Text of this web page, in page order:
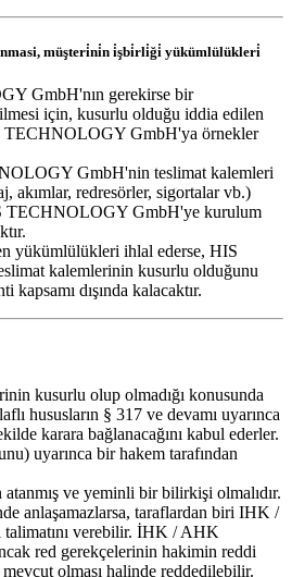
müşteri̇ni̇n i̇şbi̇rli̇ği̇ yükümlülükleri̇
GmbH'nın gerekirse bir
için, kusurlu olduğu iddia edilen
TECHNOLOGY GmbH'ya örnekler
GmbH'nin teslimat kalemleri
akımlar, redresörler, sigortalar vb.)
TECHNOLOGY GmbH'ye kurulum
yükümlülükleri ihlal ederse, HIS
kalemlerinin kusurlu olduğunu
kapsamı dışında kalacaktır.
kusurlu olup olmadığı konusunda
hususların § 317 ve devamı uyarınca
karara bağlanacağını kabul ederler.
uyarınca bir hakem tarafından
ve yeminli bir bilirkişi olmalıdır.
anlaşamazlarsa, taraflardan biri IHK /
talimatını verebilir. İHK / AHK
red gerekçelerinin hakimin reddi
mevcut olması halinde reddedilebilir.